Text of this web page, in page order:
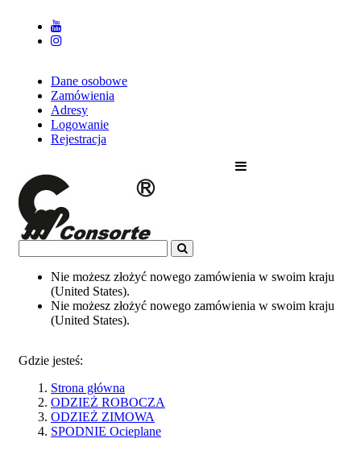
Dane osobowe
Zamówienia
Adresy
Logowanie
Rejestracja
Nie możesz złożyć nowego zamówienia w swoim kraju
(United States).
Nie możesz złożyć nowego zamówienia w swoim kraju
(United States).
Gdzie jesteś:
Strona główna
ODZIEŻ ROBOCZA
ODZIEŻ ZIMOWA
SPODNIE Ocieplane